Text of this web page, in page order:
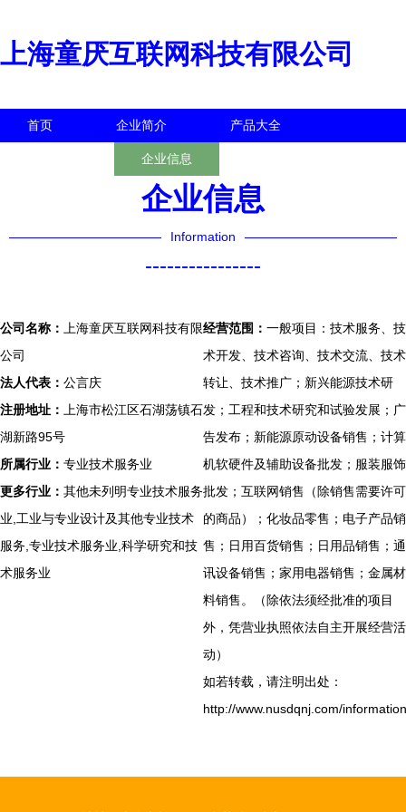
上海童厌互联网科技有限公司
首页 企业简介 产品大全
企业信息
企业信息
Information
----------------
公司名称：
上海童厌互联网科技有限
公司
法人代表： 公言庆
注册地址：
上海市松江区石湖荡镇石
湖新路95号
所属行业： 专业技术服务业
更多行业： 其他未列明专业技术服务
业,工业与专业设计及其他专业技术
服务,专业技术服务业,科学研究和技
术服务业
经营范围： 一般项目：技术服务、技
术开发、技术咨询、技术交流、技术
转让、技术推广；新兴能源技术研
发；工程和技术研究和试验发展；广
告发布；新能源原动设备销售；计算
机软硬件及辅助设备批发；服装服饰
批发；互联网销售（除销售需要许可
的商品）；化妆品零售；电子产品销
售；日用百货销售；日用品销售；通
讯设备销售；家用电器销售；金属材
料销售。（除依法须经批准的项目
外，凭营业执照依法自主开展经营活
动）
如若转载，请注明出处：
http://www.nusdqnj.com/